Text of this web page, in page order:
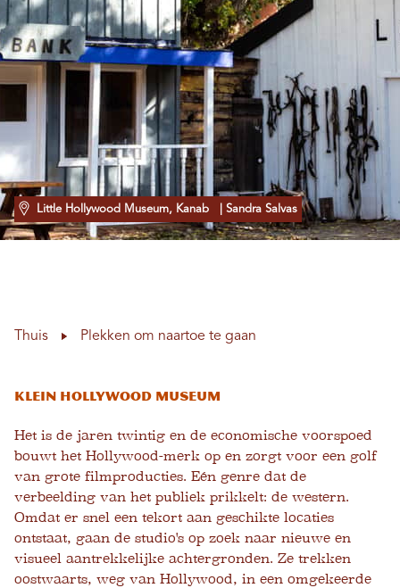
Little Hollywood Museum, Kanab | Sandra Salvas
Thuis Plekken om naartoe te gaan
Klein Hollywood Museum
Het is de jaren twintig en de economische voorspoed
bouwt het Hollywood-merk op en zorgt voor een golf
van grote filmproducties. Eén genre dat de
verbeelding van het publiek prikkelt: de western.
Omdat er snel een tekort aan geschikte locaties
ontstaat, gaan de studio's op zoek naar nieuwe en
visueel aantrekkelijke achtergronden. Ze trekken
oostwaarts, weg van Hollywood, in een omgekeerde